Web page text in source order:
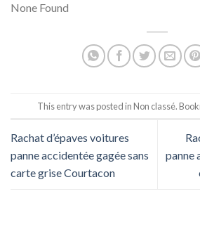
None Found
This entry was posted in Non classé.
Rachat d’épaves voitures
panne accidentée gagée sans
carte grise Courtacon
panne